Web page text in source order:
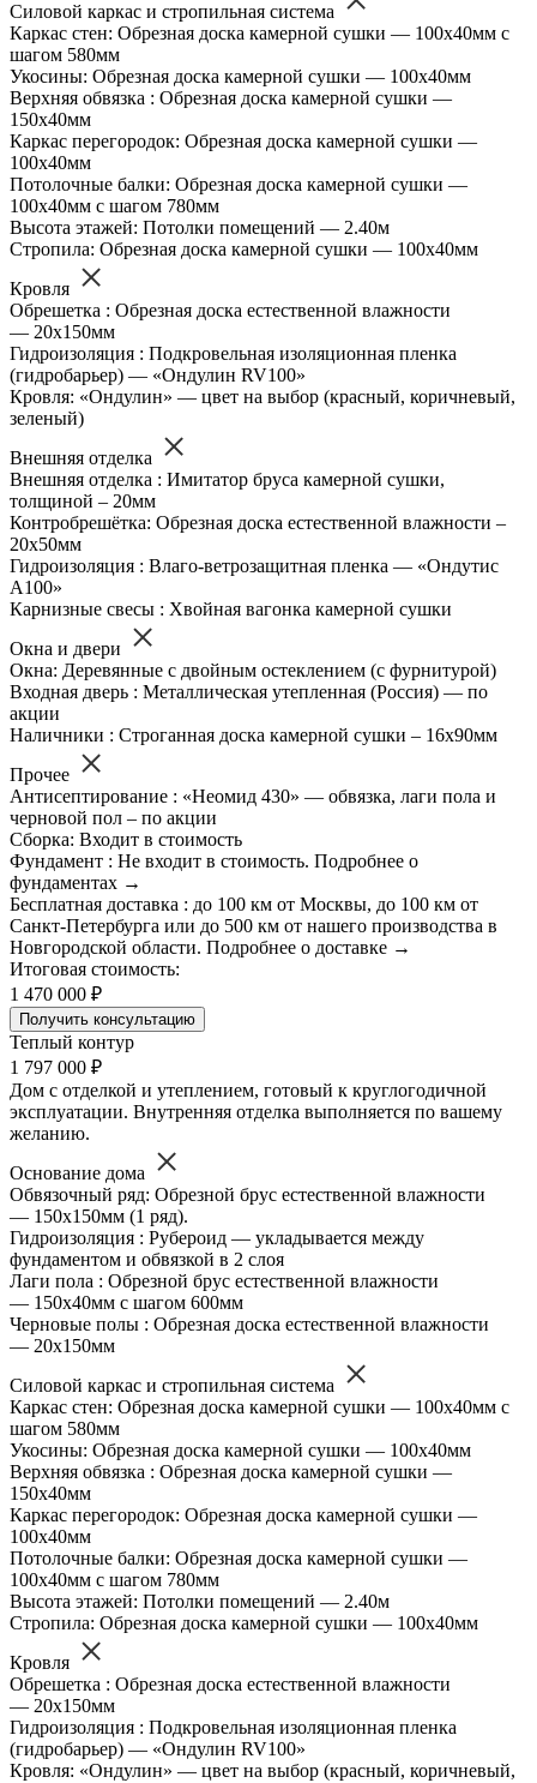
Силовой каркас и стропильная система
Каркас стен: Обрезная доска камерной сушки — 100х40мм с
шагом 580мм
Укосины: Обрезная доска камерной сушки — 100х40мм
Верхняя обвязка : Обрезная доска камерной сушки —
150х40мм
Каркас перегородок: Обрезная доска камерной сушки —
100х40мм
Потолочные балки: Обрезная доска камерной сушки —
100х40мм с шагом 780мм
Высота этажей: Потолки помещений — 2.40м
Стропила: Обрезная доска камерной сушки — 100х40мм
Кровля
Обрешетка : Обрезная доска естественной влажности
— 20х150мм
Гидроизоляция : Подкровельная изоляционная пленка
(гидробарьер) — «Ондулин RV100»
Кровля: «Ондулин» — цвет на выбор (красный, коричневый,
зеленый)
Внешняя отделка
Внешняя отделка : Имитатор бруса камерной сушки,
толщиной – 20мм
Контробрешётка: Обрезная доска естественной влажности –
20х50мм
Гидроизоляция : Влаго-ветрозащитная пленка — «Ондутис
А100»
Карнизные свесы : Хвойная вагонка камерной сушки
Окна и двери
Окна: Деревянные с двойным остеклением (с фурнитурой)
Входная дверь : Металлическая утепленная (Россия) — по
акции
Наличники : Строганная доска камерной сушки – 16х90мм
Прочее
Антисептирование : «Неомид 430» — обвязка, лаги пола и
черновой пол – по акции
Сборка: Входит в стоимость
Фундамент : Не входит в стоимость. Подробнее о
фундаментах →
Бесплатная доставка : до 100 км от Москвы, до 100 км от
Санкт-Петербурга или до 500 км от нашего производства в
Новгородской области. Подробнее о доставке →
Итоговая стоимость:
1 470 000 ₽
Получить консультацию
Теплый контур
1 797 000 ₽
Дом с отделкой и утеплением, готовый к круглогодичной
эксплуатации. Внутренняя отделка выполняется по вашему
желанию.
Основание дома
Обвязочный ряд: Обрезной брус естественной влажности
— 150х150мм (1 ряд).
Гидроизоляция : Рубероид — укладывается между
фундаментом и обвязкой в 2 слоя
Лаги пола : Обрезной брус естественной влажности
— 150х40мм с шагом 600мм
Черновые полы : Обрезная доска естественной влажности
— 20х150мм
Силовой каркас и стропильная система
Каркас стен: Обрезная доска камерной сушки — 100х40мм с
шагом 580мм
Укосины: Обрезная доска камерной сушки — 100х40мм
Верхняя обвязка : Обрезная доска камерной сушки —
150х40мм
Каркас перегородок: Обрезная доска камерной сушки —
100х40мм
Потолочные балки: Обрезная доска камерной сушки —
100х40мм с шагом 780мм
Высота этажей: Потолки помещений — 2.40м
Стропила: Обрезная доска камерной сушки — 100х40мм
Кровля
Обрешетка : Обрезная доска естественной влажности
— 20х150мм
Гидроизоляция : Подкровельная изоляционная пленка
(гидробарьер) — «Ондулин RV100»
Кровля: «Ондулин» — цвет на выбор (красный, коричневый,